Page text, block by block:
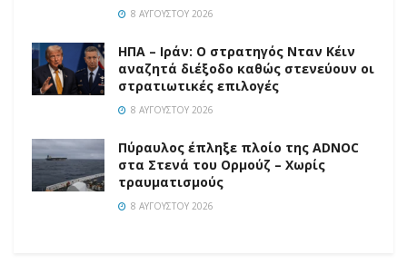
8 ΑΥΓΟΎΣΤΟΥ 2026
ΗΠΑ – Ιράν: Ο στρατηγός Νταν Κέιν
αναζητά διέξοδο καθώς στενεύουν οι
στρατιωτικές επιλογές
8 ΑΥΓΟΎΣΤΟΥ 2026
Πύραυλος έπληξε πλοίο της ADNOC
στα Στενά του Ορμούζ – Χωρίς
τραυματισμούς
8 ΑΥΓΟΎΣΤΟΥ 2026